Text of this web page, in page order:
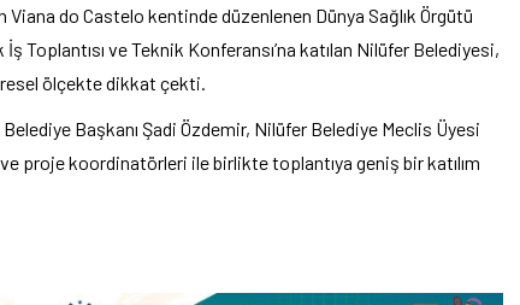
Viana do Castelo kentinde düzenlenen Dünya Sağlık Örgütü
İş Toplantısı ve Teknik Konferansı’na katılan Nilüfer Belediyesi,
ölçekte dikkat çekti.
Başkanı Şadi Özdemir, Nilüfer Belediye Meclis Üyesi
proje koordinatörleri ile birlikte toplantıya geniş bir katılım